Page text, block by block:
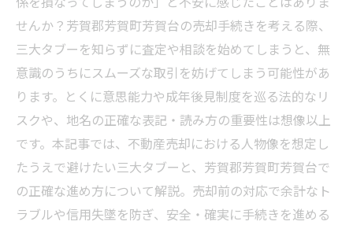
せんか？芳賀郡芳賀町芳賀台の売却手続きを考える際、
三大タブーを知らずに査定や相談を始めてしまうと、無
意識のうちにスムーズな取引を妨げてしまう可能性があ
ります。とくに意思能力や成年後見制度を巡る法的なリ
スクや、地名の正確な表記・読み方の重要性は想像以上
です。本記事では、不動産売却における人物像を想定し
たうえで避けたい三大タブーと、芳賀郡芳賀町芳賀台で
の正確な進め方について解説。売却前の対応で余計なト
ラブルや信用失墜を防ぎ、安全・確実に手続きを進める